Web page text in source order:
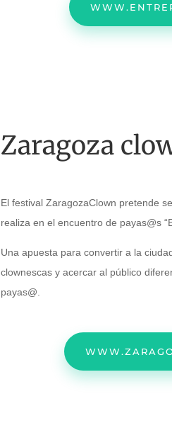
Zaragoza
El festival ZaragozaClown pretende
realiza en el encuentro de payas@s
Una apuesta para convertir a la
clownescas y acercar al público
payas@.